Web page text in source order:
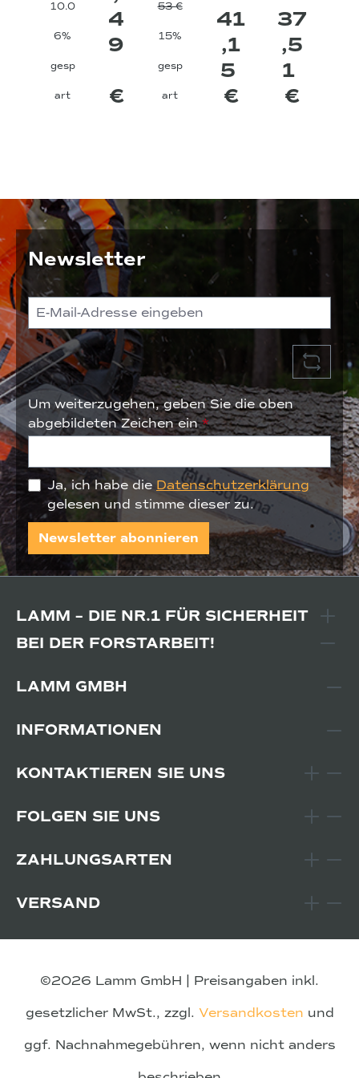
10.0
6%
gesp
art
8
0
4
9
€
53 €
15%
gesp
art
41
,1
5
€
37
,5
1
€
Newsletter
Um weiterzugehen, geben Sie die oben
abgebildeten Zeichen ein*
Ja, ich habe die Datenschutzerklärung
gelesen und stimme dieser zu.
Newsletter abonnieren
LAMM – DIE NR.1 FÜR SICHERHEIT
BEI DER FORSTARBEIT!
LAMM GMBH
INFORMATIONEN
KONTAKTIEREN SIE UNS
FOLGEN SIE UNS
ZAHLUNGSARTEN
VERSAND
©2026 Lamm GmbH | Preisangaben inkl.
gesetzlicher MwSt., zzgl. Versandkosten und
ggf. Nachnahmegebühren, wenn nicht anders